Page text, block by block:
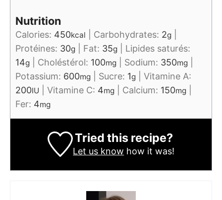
Nutrition
Calories: 450kcal Carbohydrates: 2g
Protéines: 30g Fat: 35g
Lipides saturés:
14g Choléstérol: 100mg Sodium: 350mg
Potassium: 600mg Sucre: 1g
Vitamine A:
200IU Vitamine C: 4mg Calcium: 150mg
Fer: 4mg
Tried this recipe?
Let us know how it was!